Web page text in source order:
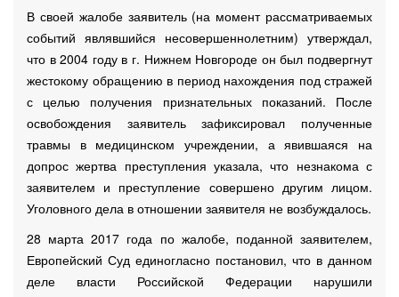
В своей жалобе заявитель (на момент рассматриваемых
событий являвшийся несовершеннолетним) утверждал,
что в 2004 году в г. Нижнем Новгороде он был подвергнут
жестокому обращению в период нахождения под стражей
с целью получения признательных показаний. После
освобождения заявитель зафиксировал полученные
травмы в медицинском учреждении, а явившаяся на
допрос жертва преступления указала, что незнакома с
заявителем и преступление совершено другим лицом.
Уголовного дела в отношении заявителя не возбуждалось.
28 марта 2017 года по жалобе, поданной заявителем,
Европейский Суд единогласно постановил, что в данном
деле власти Российской Федерации нарушили